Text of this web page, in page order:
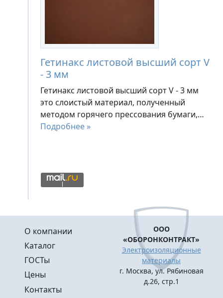
Гетинакс листовой высший сорт V
- 3 мм
Гетинакс листовой высший сорт V - 3 мм
это слоистый материал, полученный
методом горячего прессования бумаги,…
Подробнее »
Меню в подвале
О компании
Каталог
ГОСТы
Цены
Контакты
ООО
«ОБОРОНКОНТРАКТ»
Электроизоляционные
материалы
г. Москва, ул. Рябиновая
д.26, стр.1